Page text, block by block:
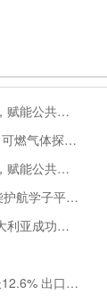
森鹏数智化产品落地全球，赋能公共交通新升级
通达电气|从源头扼制风险 可燃气体探测系统灵敏感知商用车燃气泄漏
森鹏数智化产品落地全球，赋能公共交通新升级
168辆校车动力交付！玉柴护航学子平安出行
亿华通PCT国际专利在澳大利亚成功授权
福田汽车7月销量同比增长12.6% 出口劲增90.7%